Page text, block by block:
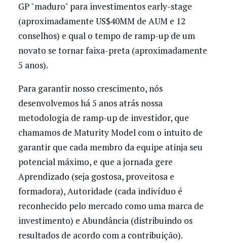
GP "maduro" para investimentos early-stage
(aproximadamente US$40MM de AUM e 12
conselhos) e qual o tempo de ramp-up de um
novato se tornar faixa-preta (aproximadamente
5 anos).
Para garantir nosso crescimento, nós
desenvolvemos há 5 anos atrás nossa
metodologia de ramp-up de investidor, que
chamamos de Maturity Model com o intuito de
garantir que cada membro da equipe atinja seu
potencial máximo, e que a jornada gere
Aprendizado (seja gostosa, proveitosa e
formadora), Autoridade (cada indivíduo é
reconhecido pelo mercado como uma marca de
investimento) e Abundância (distribuindo os
resultados de acordo com a contribuição).